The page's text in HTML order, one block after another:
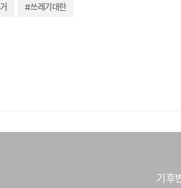
#쓰레기대란
기후